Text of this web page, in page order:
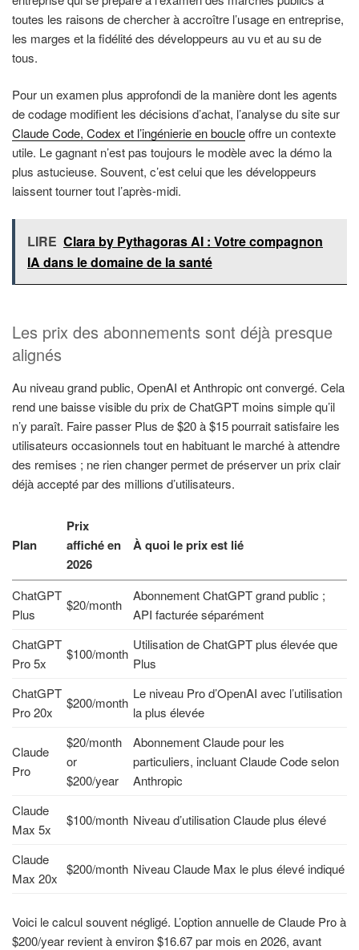
toutes les raisons de chercher à accroître l’usage en entreprise,
les marges et la fidélité des développeurs au vu et au su de
tous.
Pour un examen plus approfondi de la manière dont les agents
de codage modifient les décisions d’achat, l’analyse du site sur
Claude Code, Codex et l’ingénierie en boucleoffre un contexte
utile. Le gagnant n’est pas toujours le modèle avec la démo la
plus astucieuse. Souvent, c’est celui que les développeurs
laissent tourner tout l’après-midi.
LIRE Clara by Pythagoras AI : Votre compagnon
IA dans le domaine de la santé
Les prix des abonnements sont déjà presque
alignés
Au niveau grand public, OpenAI et Anthropic ont convergé. Cela
rend une baisse visible du prix de ChatGPT moins simple qu’il
n’y paraît. Faire passer Plus de $20 à $15 pourrait satisfaire les
utilisateurs occasionnels tout en habituant le marché à attendre
des remises ; ne rien changer permet de préserver un prix clair
déjà accepté par des millions d’utilisateurs.
Plan
Prix
affiché en
2026
À quoi le prix est lié
ChatGPT
Plus
$20/month
Abonnement ChatGPT grand public ;
API facturée séparément
ChatGPT
Pro 5x
$100/month
Utilisation de ChatGPT plus élevée que
Plus
ChatGPT
Pro 20x
$200/month
Le niveau Pro d’OpenAI avec l’utilisation
la plus élevée
Claude
Pro
$20/month
or
$200/year
Abonnement Claude pour les
particuliers, incluant Claude Code selon
Anthropic
Claude
Max 5x
$100/month Niveau d’utilisation Claude plus élevé
Claude
Max 20x
$200/month Niveau Claude Max le plus élevé indiqué
Voici le calcul souvent négligé. L’option annuelle de Claude Pro à
$200/year revient à environ $16.67 par mois en 2026, avant